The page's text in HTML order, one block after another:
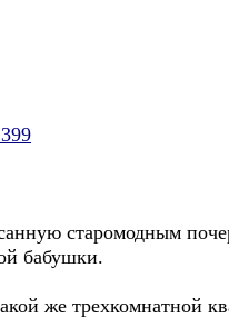
старомодным
бабушки.
же трехкомнатной